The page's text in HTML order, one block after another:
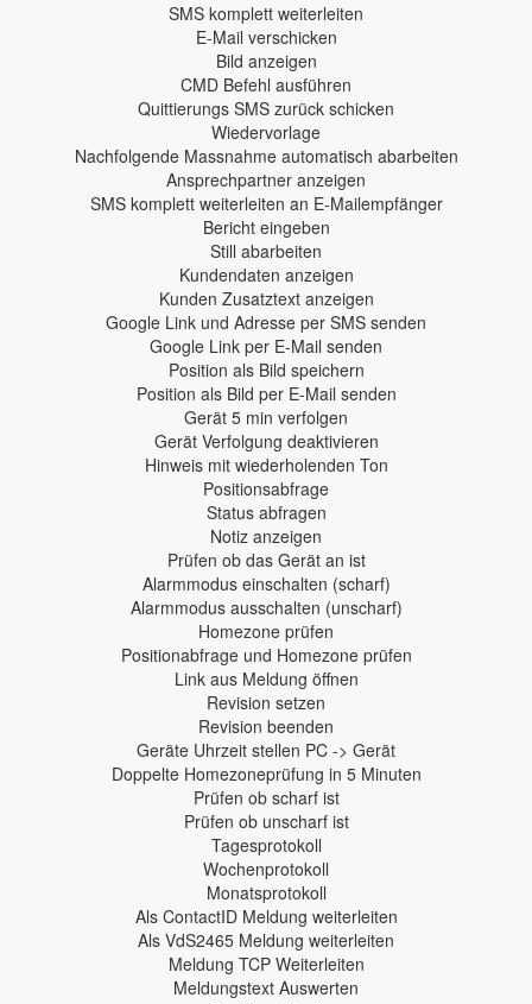
SMS komplett weiterleiten
E-Mail verschicken
Bild anzeigen
CMD Befehl ausführen
Quittierungs SMS zurück schicken
Wiedervorlage
Nachfolgende Massnahme automatisch abarbeiten
Ansprechpartner anzeigen
SMS komplett weiterleiten an E-Mailempfänger
Bericht eingeben
Still abarbeiten
Kundendaten anzeigen
Kunden Zusatztext anzeigen
Google Link und Adresse per SMS senden
Google Link per E-Mail senden
Position als Bild speichern
Position als Bild per E-Mail senden
Gerät 5 min verfolgen
Gerät Verfolgung deaktivieren
Hinweis mit wiederholenden Ton
Positionsabfrage
Status abfragen
Notiz anzeigen
Prüfen ob das Gerät an ist
Alarmmodus einschalten (scharf)
Alarmmodus ausschalten (unscharf)
Homezone prüfen
Positionabfrage und Homezone prüfen
Link aus Meldung öffnen
Revision setzen
Revision beenden
Geräte Uhrzeit stellen PC -> Gerät
Doppelte Homezoneprüfung in 5 Minuten
Prüfen ob scharf ist
Prüfen ob unscharf ist
Tagesprotokoll
Wochenprotokoll
Monatsprotokoll
Als ContactID Meldung weiterleiten
Als VdS2465 Meldung weiterleiten
Meldung TCP Weiterleiten
Meldungstext Auswerten